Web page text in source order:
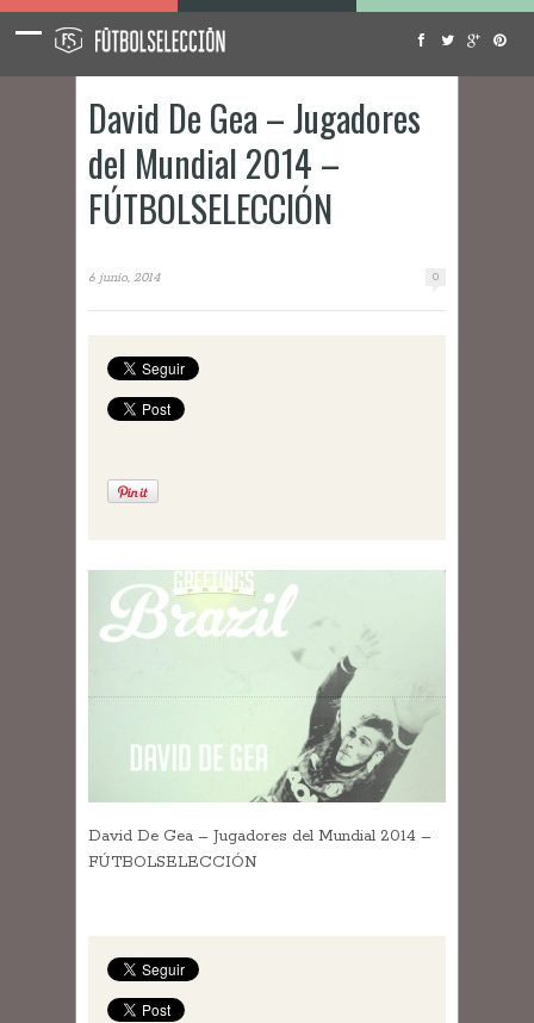
David De Gea – Jugadores
del Mundial 2014 –
FÚTBOLSELECCIÓN
6 junio, 2014 0
David De Gea – Jugadores del Mundial 2014 –
FÚTBOLSELECCIÓN